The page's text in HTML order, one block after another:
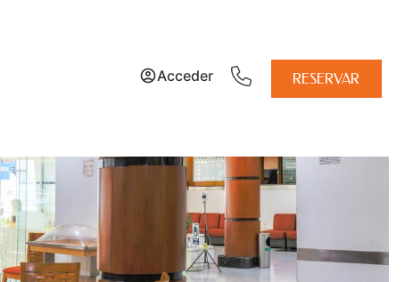
Acceder RESERVAR